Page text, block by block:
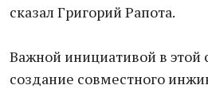
сказал Григорий Рапота.
Важной инициативой в этой
создание совместного